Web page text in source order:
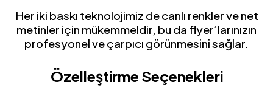
Her iki baskı teknolojimiz de canlı renkler ve net
metinler için mükemmeldir, bu da flyer’larınızın
profesyonel ve çarpıcı görünmesini sağlar.
Özelleştirme Seçenekleri